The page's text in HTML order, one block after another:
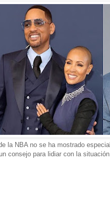
la NBA no se ha mostrado
consejo para lidiar con la situación.